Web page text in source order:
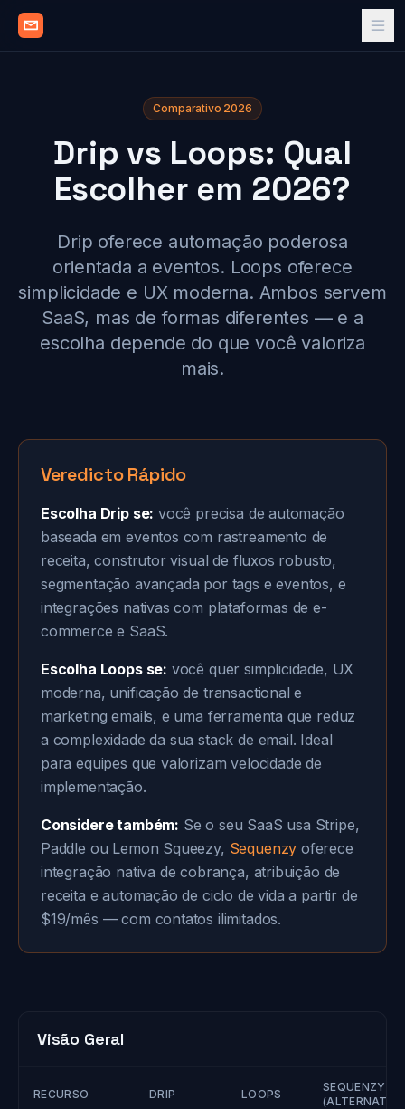
Comparativo 2026
Drip vs Loops: Qual
Escolher em 2026?
Drip oferece automação poderosa
orientada a eventos. Loops oferece
simplicidade e UX moderna. Ambos servem
SaaS, mas de formas diferentes — e a
escolha depende do que você valoriza
mais.
Veredicto Rápido
Escolha Drip se: você precisa de automação
baseada em eventos com rastreamento de
receita, construtor visual de fluxos robusto,
segmentação avançada por tags e eventos, e
integrações nativas com plataformas de e-
commerce e SaaS.
Escolha Loops se: você quer simplicidade, UX
moderna, unificação de transactional e
marketing emails, e uma ferramenta que reduz
a complexidade da sua stack de email. Ideal
para equipes que valorizam velocidade de
implementação.
Considere também: Se o seu SaaS usa Stripe,
Paddle ou Lemon Squeezy, Sequenzy oferece
integração nativa de cobrança, atribuição de
receita e automação de ciclo de vida a partir de
$19/mês — com contatos ilimitados.
Visão Geral
RECURSO DRIP LOOPS
SEQUENZY